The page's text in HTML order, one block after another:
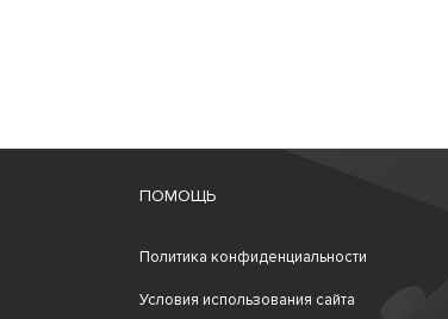
ПОМОЩЬ
Политика конфиденциальности
Условия использования сайта